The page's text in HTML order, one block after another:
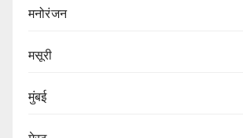
मनोरंजन
मसूरी
मुंबई